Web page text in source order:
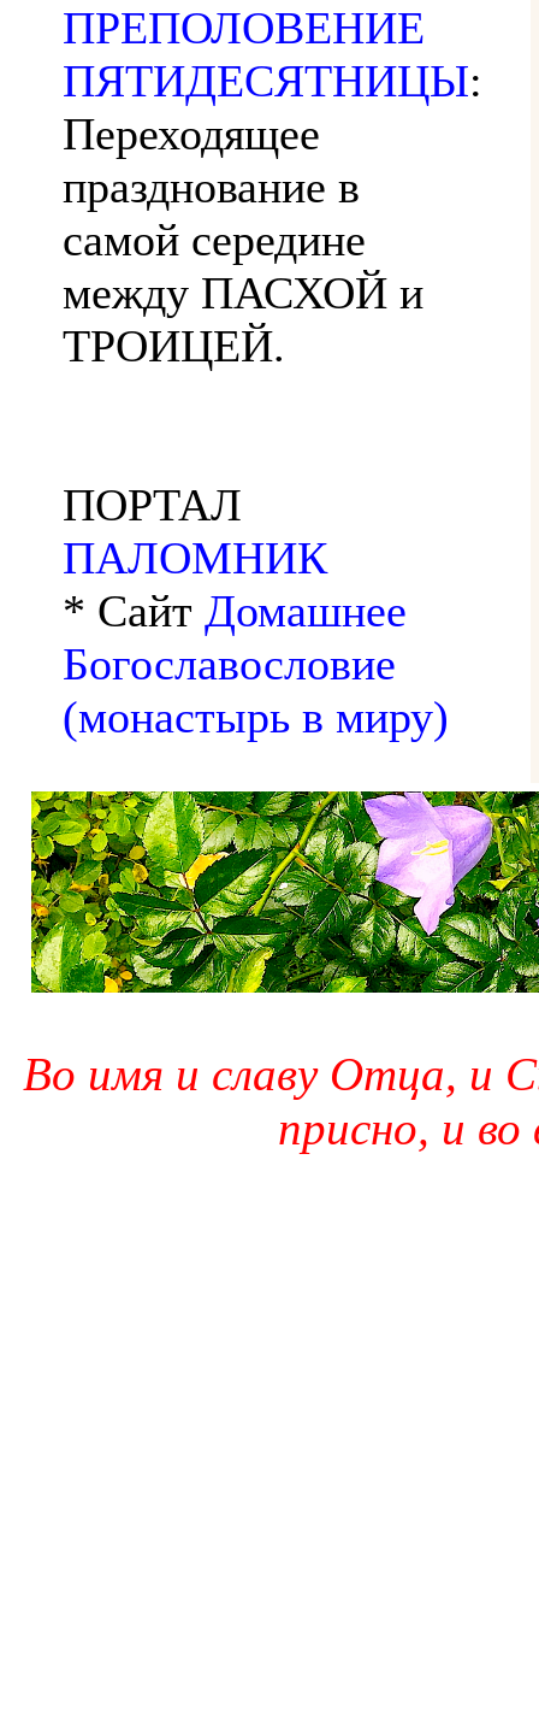
ПРЕПОЛОВЕНИЕ
ПЯТИДЕСЯТНИЦЫ:
Переходящее
празднование в
самой середине
между ПАСХОЙ и
ТРОИЦЕЙ.
ПОРТАЛ
ПАЛОМНИК
* Сайт Домашнее
Богославословие
(монастырь в миру)
Во имя и славу Отца, и
присно, и во